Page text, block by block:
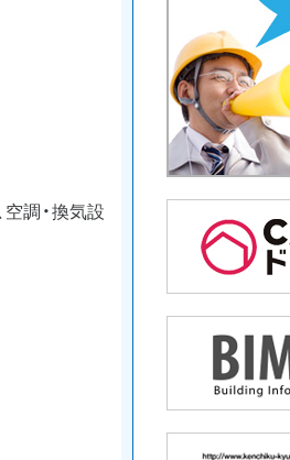
空調・換気設